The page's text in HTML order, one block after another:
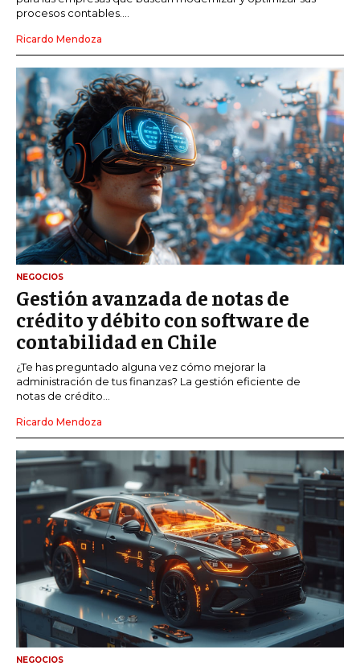
procesos contables....
Ricardo Mendoza
NEGOCIOS
Gestión avanzada de notas de
crédito y débito con software de
contabilidad en Chile
¿Te has preguntado alguna vez cómo mejorar la
administración de tus finanzas? La gestión eficiente de
notas de crédito...
Ricardo Mendoza
NEGOCIOS